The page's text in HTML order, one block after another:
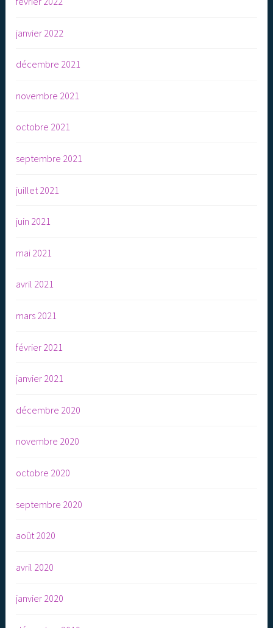
janvier 2022
décembre 2021
novembre 2021
octobre 2021
septembre 2021
juillet 2021
juin 2021
mai 2021
avril 2021
mars 2021
février 2021
janvier 2021
décembre 2020
novembre 2020
octobre 2020
septembre 2020
août 2020
avril 2020
janvier 2020